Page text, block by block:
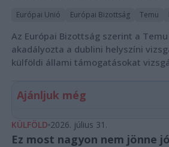
Európai Unió Európai Bizottság Temu
Az Európai Bizottság szerint a
akadályozta a dublini helyszíni
külföldi állami támogatásokat
Ajánljuk még
KÜLFÖLD 2026. július 31.
Ez most nagyon nem jönne